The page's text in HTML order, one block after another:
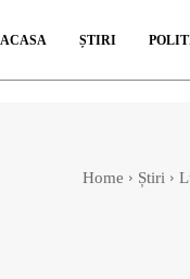
ACASA ȘTIRI
Home Știri